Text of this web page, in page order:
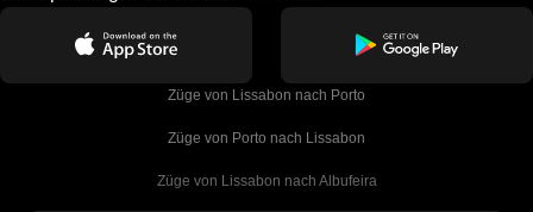
Züge von Lissabon nach Porto
Züge von Porto nach Lissabon
Züge von Lissabon nach Albufeira